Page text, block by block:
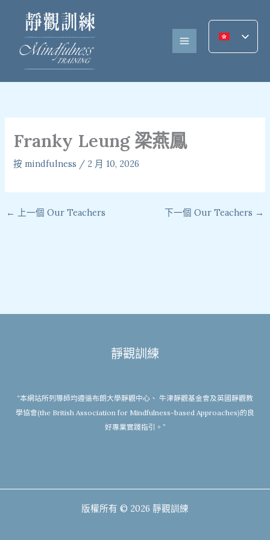
Franky Leung 梁燕鳳
按mindfulness / 2 月 10, 2026
← 上一個 Our Teachers 下一個 Our Teachers →
靜觀訓練
“本網站所列導師均遵循布朗大學靜觀中心、 牛津靜觀基金會及英國靜觀教
學協會(the British Association for Mindfulness-based Approaches)的良
好專業實踐指引。”
版權所有 © 2026 靜觀訓練